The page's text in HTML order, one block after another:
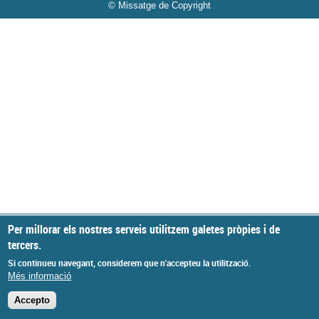
© Missatge de Copyright
Per millorar els nostres serveis utilitzem galetes pròpies i de
tercers.
Si continueu navegant, considerem que n'accepteu la utilització.
Més informació
Accepto